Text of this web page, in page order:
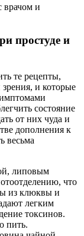
врачом и
простуде и
те рецепты,
и которые
состояние
от них чуда и
дополнения к
весьма
липовым
что
из клюквы и
легким
токсинов.
пить.